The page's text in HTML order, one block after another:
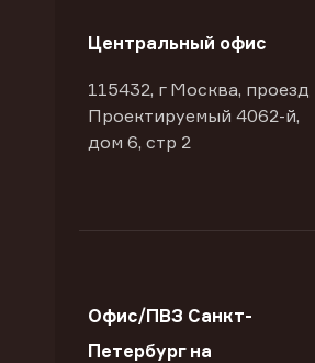
Центральный офис
115432, г Москва, проезд
Проектируемый 4062-й,
дом 6, стр 2
Офис/ПВЗ Санкт-
Петербург на